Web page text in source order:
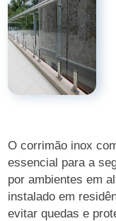
O corrimão inox
essencial para a
por ambientes em
instalado em
evitar quedas e